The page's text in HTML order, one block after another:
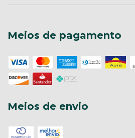
Meios de pagamento
Meios de envio